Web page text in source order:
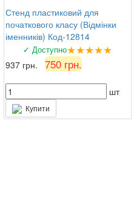
Стенд пластиковий для
початкового класу (Відмінки
іменників) Код-12814
✓ Доступно★★★★★
937 грн. 750 грн.
шт
Купити